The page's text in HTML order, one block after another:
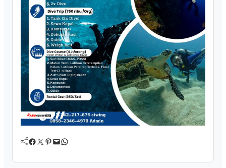
Facebook Twitter Pinterest Mail WhatsApp